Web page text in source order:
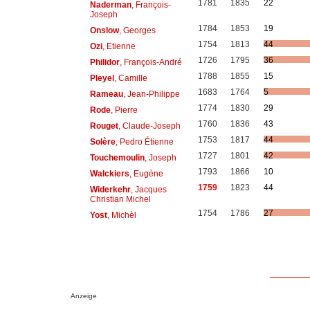
Naderman, François-
Joseph
1781 1835 22
Onslow, Georges 1784 1853
19
Ozi, Etienne 1754 1813
44
Philidor, François-André 1726 1795
36
Pleyel, Camille 1788 1855
15
Rameau, Jean-Philippe 1683 1764
5
Rode, Pierre 1774 1830
29
Rouget, Claude-Joseph 1760 1836
43
Solère, Pedro Étienne 1753 1817
44
Touchemoulin, Joseph 1727 1801
42
Walckiers , Eugène 1793 1866
10
Widerkehr, Jacques
Christian Michel
1759 1823 44
Yost, Michèl 1754 1786 27
Anzeige